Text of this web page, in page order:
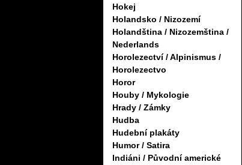
Hokej
Holandsko / Nizozemí
Holandština / Nizozemština /
Nederlands
Horolezectví / Alpinismus /
Horolezectvo
Horor
Houby / Mykologie
Hrady / Zámky
Hudba
Hudební plakáty
Humor / Satira
Indiáni / Původní americké